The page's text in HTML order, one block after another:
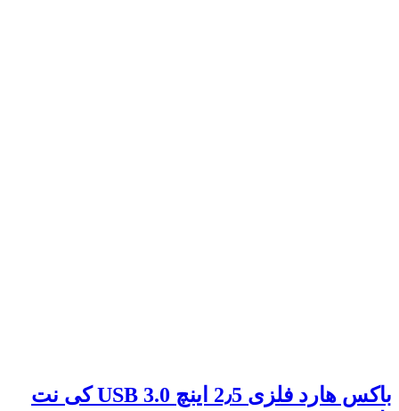
باکس هارد فلزی 2٫5 اینچ USB 3.0 کی نت